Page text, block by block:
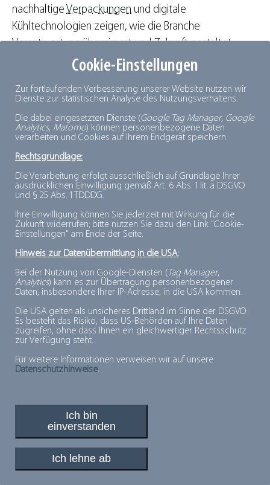
Cookie-Einstellungen
Zur fortlaufenden Verbesserung unserer Website nutzen wir
Dienste zur statistischen Analyse des Nutzungsverhaltens.
Die dabei eingesetzten Dienste (Google Tag Manager, Google
Analytics, Matomo) können personenbezogene Daten
verarbeiten und Cookies auf Ihrem Endgerät speichern.
Rechtsgrundlage:
Die Verarbeitung erfolgt ausschließlich auf Grundlage Ihrer
ausdrücklichen Einwilligung gemäß Art. 6 Abs. 1 lit. a DSGVO
und § 25 Abs. 1 TDDDG.
Ihre Einwilligung können Sie jederzeit mit Wirkung für die
Zukunft widerrufen; bitte nutzen Sie dazu den Link "Cookie-
Einstellungen" am Ende der Seite.
Hinweis zur Datenübermittlung in die USA:
Bei der Nutzung von Google-Diensten (Tag Manager,
Analytics) kann es zur Übertragung personenbezogener
Daten, insbesondere Ihrer IP-Adresse, in die USA kommen.
Die USA gelten als unsicheres Drittland im Sinne der DSGVO:
Es besteht das Risiko, dass US-Behörden auf Ihre Daten
zugreifen, ohne dass Ihnen ein gleichwertiger Rechtsschutz
zur Verfügung steht.
Für weitere Informationen verweisen wir auf unsere
Datenschutzhinweise.
Ich bin
einverstanden
Ich lehne ab
nachhaltige Verpackungen und digitale
Kühltechnologien zeigen, wie die Branche
Verantwortung übernimmt und Zukunft gestaltet.
dti) begleitet diese
Erfolgsgeschichte seit 1956. Als Spitzenverband
vertreten wir die gesamte Wertschöpfungskette und
informieren neutral über die Vorteile von Tiefkühlkost.
Anlässlich des Jubiläums „70 Jahre Tiefkühlkost in
Deutschland“ hat das dtizusammen mit dem
Fachmagazin und der Anuga eine Jubiläumsbroschüre
erstellt, die die Entwicklung von 70 Jahren Tiefkühlkost
in Deutschland nachzeichnet, spannende Einblicke gibt
und Zukunftsperspektiven aufzeigt.
Hierfinden Sie unsere Jubiläumsbroschüre "70 Jahre
Tiefkühlkost in Deutschland" zum Download.
Viel Spaß beim Blättern und Lesen!
Hipp, hipp: TK!
PLUSPUNKTE FÜR MINUSGRADE
© 2026, Deutsches Tiefkühlinstitut e.V.